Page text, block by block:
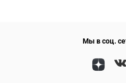
Мы в соц.